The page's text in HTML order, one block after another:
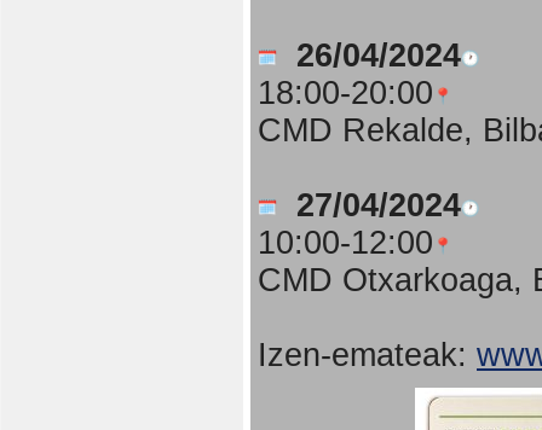
26/04/2024
18:00-20:00
CMD Rekalde,
27/04/2024
10:00-12:00
CMD Otxarkoaga,
Izen-emateak: